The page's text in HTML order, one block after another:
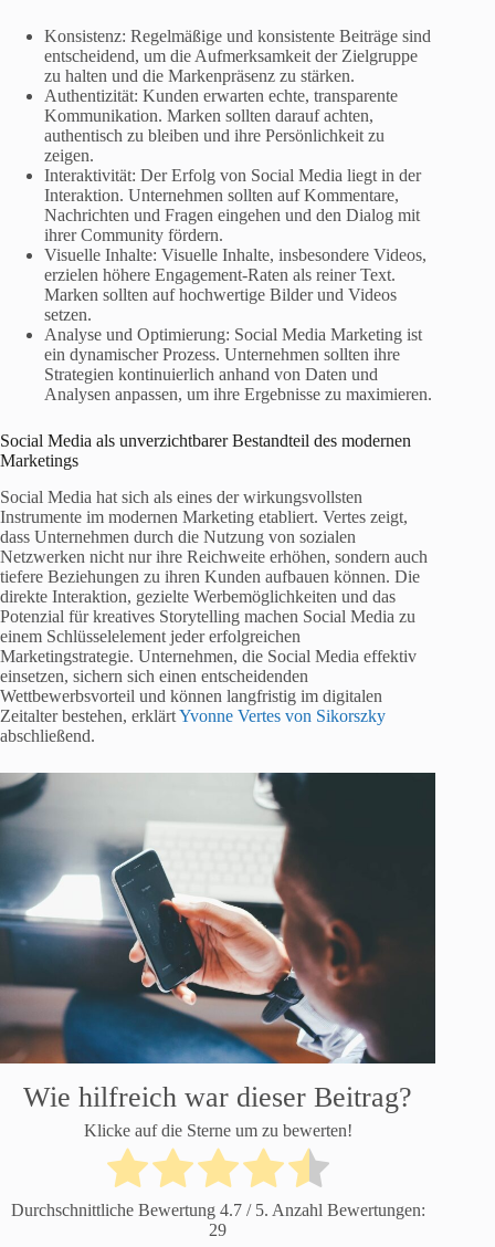
Konsistenz: Regelmäßige und konsistente Beiträge sind
entscheidend, um die Aufmerksamkeit der Zielgruppe
zu halten und die Markenpräsenz zu stärken.
Authentizität: Kunden erwarten echte, transparente
Kommunikation. Marken sollten darauf achten,
authentisch zu bleiben und ihre Persönlichkeit zu
zeigen.
Interaktivität: Der Erfolg von Social Media liegt in der
Interaktion. Unternehmen sollten auf Kommentare,
Nachrichten und Fragen eingehen und den Dialog mit
ihrer Community fördern.
Visuelle Inhalte: Visuelle Inhalte, insbesondere Videos,
erzielen höhere Engagement-Raten als reiner Text.
Marken sollten auf hochwertige Bilder und Videos
setzen.
Analyse und Optimierung: Social Media Marketing ist
ein dynamischer Prozess. Unternehmen sollten ihre
Strategien kontinuierlich anhand von Daten und
Analysen anpassen, um ihre Ergebnisse zu maximieren.
Social Media als unverzichtbarer Bestandteil des modernen
Marketings
Social Media hat sich als eines der wirkungsvollsten
Instrumente im modernen Marketing etabliert. Vertes zeigt,
dass Unternehmen durch die Nutzung von sozialen
Netzwerken nicht nur ihre Reichweite erhöhen, sondern auch
tiefere Beziehungen zu ihren Kunden aufbauen können. Die
direkte Interaktion, gezielte Werbemöglichkeiten und das
Potenzial für kreatives Storytelling machen Social Media zu
einem Schlüsselelement jeder erfolgreichen
Marketingstrategie. Unternehmen, die Social Media effektiv
einsetzen, sichern sich einen entscheidenden
Wettbewerbsvorteil und können langfristig im digitalen
Zeitalter bestehen, erklärtYvonne Vertes von Sikorszky
abschließend.
Wie hilfreich war dieser Beitrag?
Klicke auf die Sterne um zu bewerten!
Durchschnittliche Bewertung 4.7/ 5. Anzahl Bewertungen:
29